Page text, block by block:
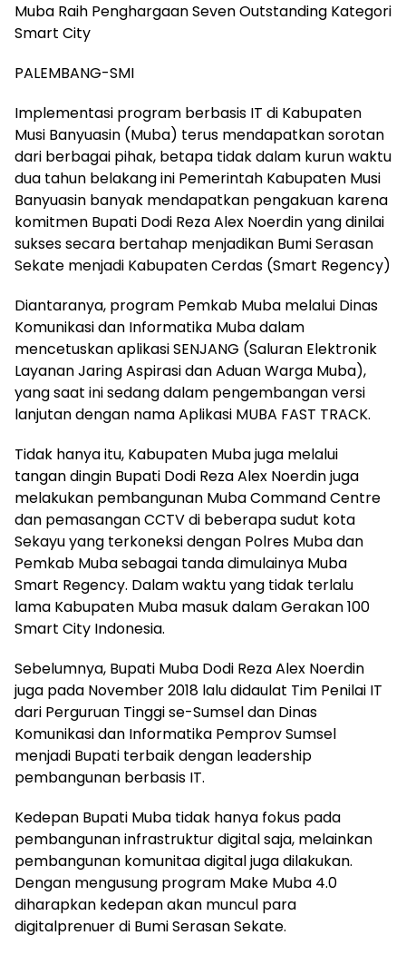
Muba Raih Penghargaan Seven Outstanding Kategori
Smart City
PALEMBANG-SMI
Implementasi program berbasis IT di Kabupaten
Musi Banyuasin (Muba) terus mendapatkan sorotan
dari berbagai pihak, betapa tidak dalam kurun waktu
dua tahun belakang ini Pemerintah Kabupaten Musi
Banyuasin banyak mendapatkan pengakuan karena
komitmen Bupati Dodi Reza Alex Noerdin yang dinilai
sukses secara bertahap menjadikan Bumi Serasan
Sekate menjadi Kabupaten Cerdas (Smart Regency)
Diantaranya, program Pemkab Muba melalui Dinas
Komunikasi dan Informatika Muba dalam
mencetuskan aplikasi SENJANG (Saluran Elektronik
Layanan Jaring Aspirasi dan Aduan Warga Muba),
yang saat ini sedang dalam pengembangan versi
lanjutan dengan nama Aplikasi MUBA FAST TRACK.
Tidak hanya itu, Kabupaten Muba juga melalui
tangan dingin Bupati Dodi Reza Alex Noerdin juga
melakukan pembangunan Muba Command Centre
dan pemasangan CCTV di beberapa sudut kota
Sekayu yang terkoneksi dengan Polres Muba dan
Pemkab Muba sebagai tanda dimulainya Muba
Smart Regency. Dalam waktu yang tidak terlalu
lama Kabupaten Muba masuk dalam Gerakan 100
Smart City Indonesia.
Sebelumnya, Bupati Muba Dodi Reza Alex Noerdin
juga pada November 2018 lalu didaulat Tim Penilai IT
dari Perguruan Tinggi se-Sumsel dan Dinas
Komunikasi dan Informatika Pemprov Sumsel
menjadi Bupati terbaik dengan leadership
pembangunan berbasis IT.
Kedepan Bupati Muba tidak hanya fokus pada
pembangunan infrastruktur digital saja, melainkan
pembangunan komunitaa digital juga dilakukan.
Dengan mengusung program Make Muba 4.0
diharapkan kedepan akan muncul para
digitalprenuer di Bumi Serasan Sekate.